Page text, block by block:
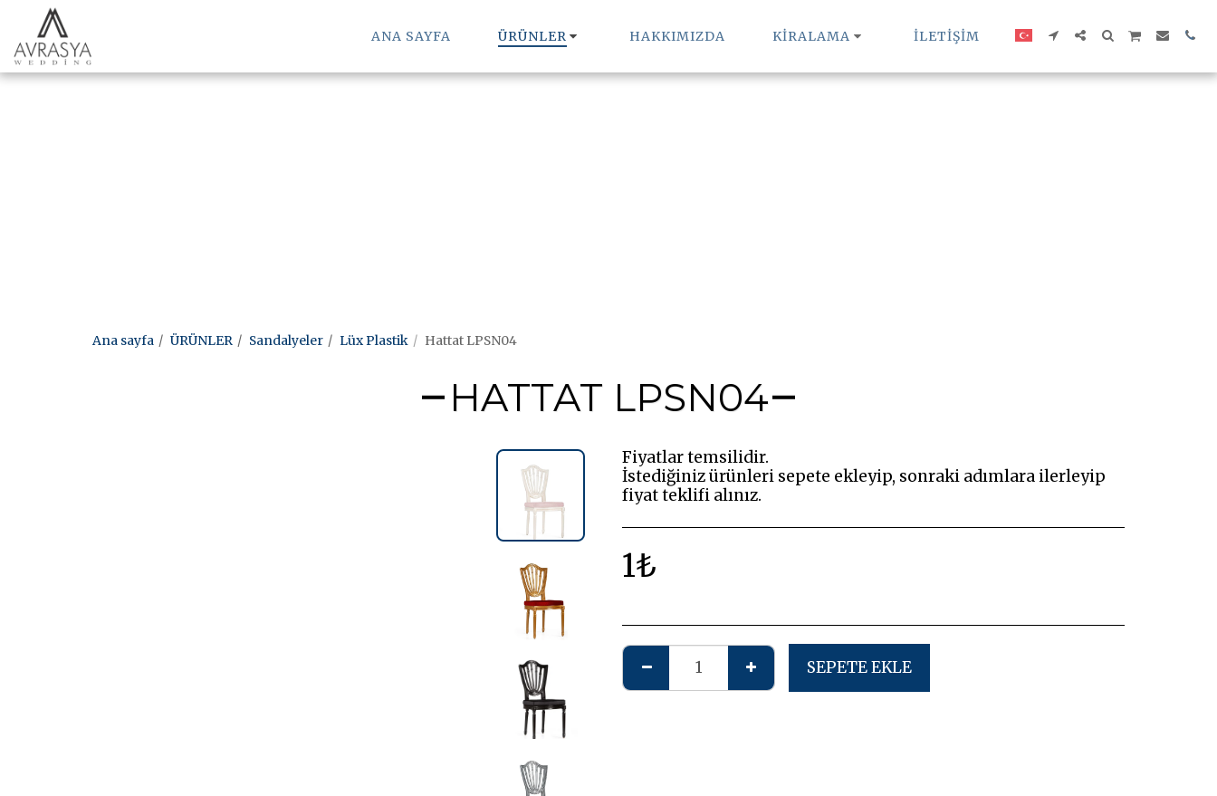
ANA SAYFA ÜRÜNLER HAKKIMIZDA KİRALAMA İLETİŞİM
Ana sayfa ÜRÜNLER Sandalyeler Lüx Plastik Hattat LPSN04
HATTAT LPSN04
Fiyatlar temsilidir.
İstediğiniz ürünleri sepete ekleyip, sonraki adımlara ilerleyip
fiyat teklifi alınız.
1₺
SEPETE EKLE